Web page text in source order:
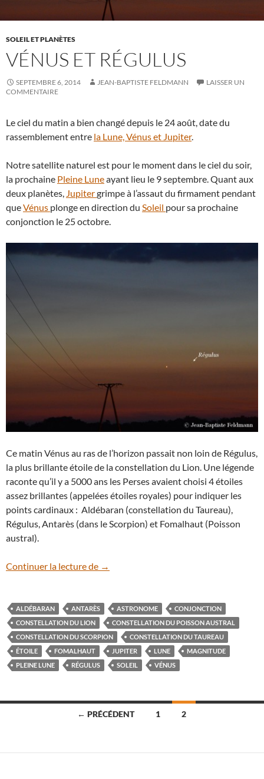
SOLEIL ET PLANÈTES
VÉNUS ET RÉGULUS
SEPTEMBRE 6, 2014 JEAN-BAPTISTE FELDMANN
LAISSER UN
COMMENTAIRE
Le ciel du matin a bien changé depuis le 24 août, date du
rassemblement entre la Lune, Vénus et Jupiter.
Notre satellite naturel est pour le moment dans le ciel du soir,
la prochaine Pleine Luneayant lieu le 9 septembre. Quant aux
deux planètes, Jupitergrimpe à l’assaut du firmament pendant
queVénus plonge en direction du Soleil pour sa prochaine
conjonction le 25 octobre.
Ce matin Vénus au ras de l’horizon passait non loin de Régulus,
la plus brillante étoile de la constellation du Lion. Une légende
raconte qu’il y a 5000 ans les Perses avaient choisi 4 étoiles
assez brillantes (appelées étoiles royales) pour indiquer les
points cardinaux : Aldébaran (constellation du Taureau),
Régulus, Antarès (dans le Scorpion) et Fomalhaut (Poisson
austral).
Continuer la lecture de Vénus et Régulus
→
ALDÉBARAN ANTARÈS ASTRONOME
CONJONCTION
CONSTELLATION DU LION
CONSTELLATION DU POISSON AUSTRAL
CONSTELLATION DU SCORPION
CONSTELLATION DU TAUREAU
ÉTOILE
FOMALHAUT JUPITER LUNE
MAGNITUDE
PLEINE LUNE
RÉGULUS SOLEIL VÉNUS
articles
← PRÉCÉDENT 1 2